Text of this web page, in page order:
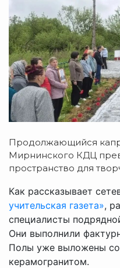
Продолжающийся
Мирнинского КДЦ
пространство для
Как рассказывает
учительская газета»,
специалисты
Они выполнили
Полы уже выложены
керамогранитом.